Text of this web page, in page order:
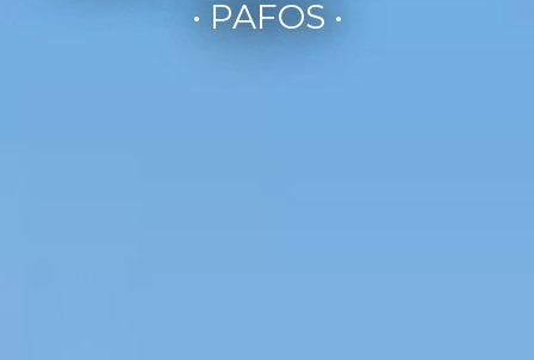
• PAFOS •